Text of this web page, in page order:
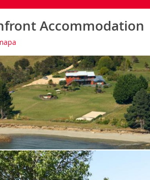
Accommodation